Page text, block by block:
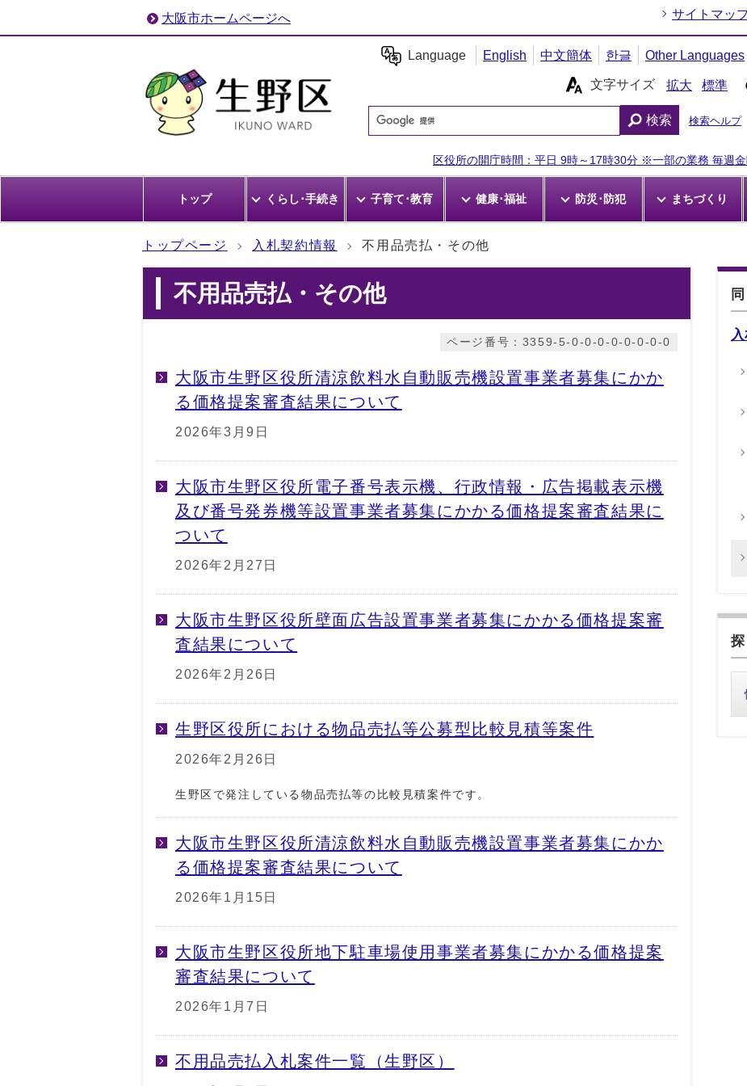
大阪市ホームページへ サイトマッ
Language English 中文簡体 한글 Other Languages
文字サイズ 拡大 標準
検索 検索ヘルプ
区役所の開庁時間：平日 9時～17時30分 ※一部の業務 毎週
トップ くらし･手続き 子育て･教育 健康･福祉 防災･防犯 まちづくり
トップページ 入札契約情報 不用品売払・その他
不用品売払・その他
ページ番号：3359-5-0-0-0-0-0-0-0-0
大阪市生野区役所清涼飲料水自動販売機設置事業者募集にかか
る価格提案審査結果について
2026年3月9日
大阪市生野区役所電子番号表示機、行政情報・広告掲載表示機
及び番号発券機等設置事業者募集にかかる価格提案審査結果に
ついて
2026年2月27日
大阪市生野区役所壁面広告設置事業者募集にかかる価格提案審
査結果について
2026年2月26日
生野区役所における物品売払等公募型比較見積等案件
2026年2月26日
生野区で発注している物品売払等の比較見積案件です。
大阪市生野区役所清涼飲料水自動販売機設置事業者募集にかか
る価格提案審査結果について
2026年1月15日
大阪市生野区役所地下駐車場使用事業者募集にかかる価格提案
審査結果について
2026年1月7日
不用品売払入札案件一覧（生野区）